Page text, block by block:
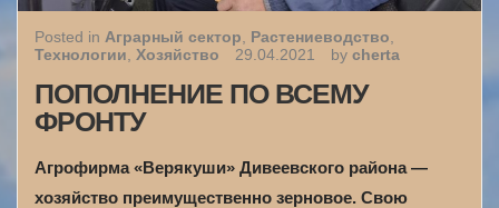
Posted in Аграрный сектор Растениеводство
Технологии Хозяйство 29.04.2021 by cherta
ПОПОЛНЕНИЕ ПО ВСЕМУ
ФРОНТУ
Агрофирма «Верякуши» Дивеевского района —
хозяйство преимущественно зерновое. Свою